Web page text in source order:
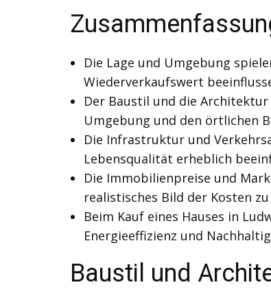
Die Lage und Umgebung
Wiederverkaufswert
Der Baustil und die
Umgebung und den örtlichen
Die Infrastruktur und
Lebensqualität erheblich
Die Immobilienpreise und
realistisches Bild der Kosten
Beim Kauf eines Hauses in
Energieeffizienz und
Baustil und